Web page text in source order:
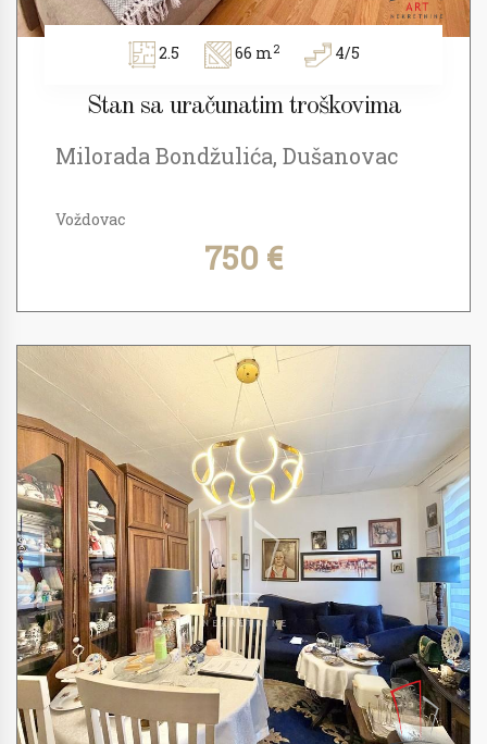
2.5 66 m2 4/5
Stan sa uračunatim troškovima
Milorada Bondžulića, Dušanovac
Voždovac
750 €